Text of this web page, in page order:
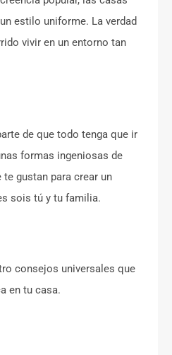
estilo uniforme. La verdad
vivir en un entorno tan
de que todo tenga que ir
formas ingeniosas de
gustan para crear un
sois tú y tu familia.
consejos universales que
en tu casa.